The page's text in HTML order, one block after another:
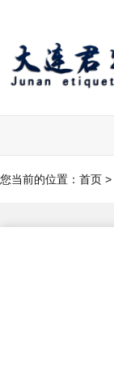
您当前的位置： 首页 >